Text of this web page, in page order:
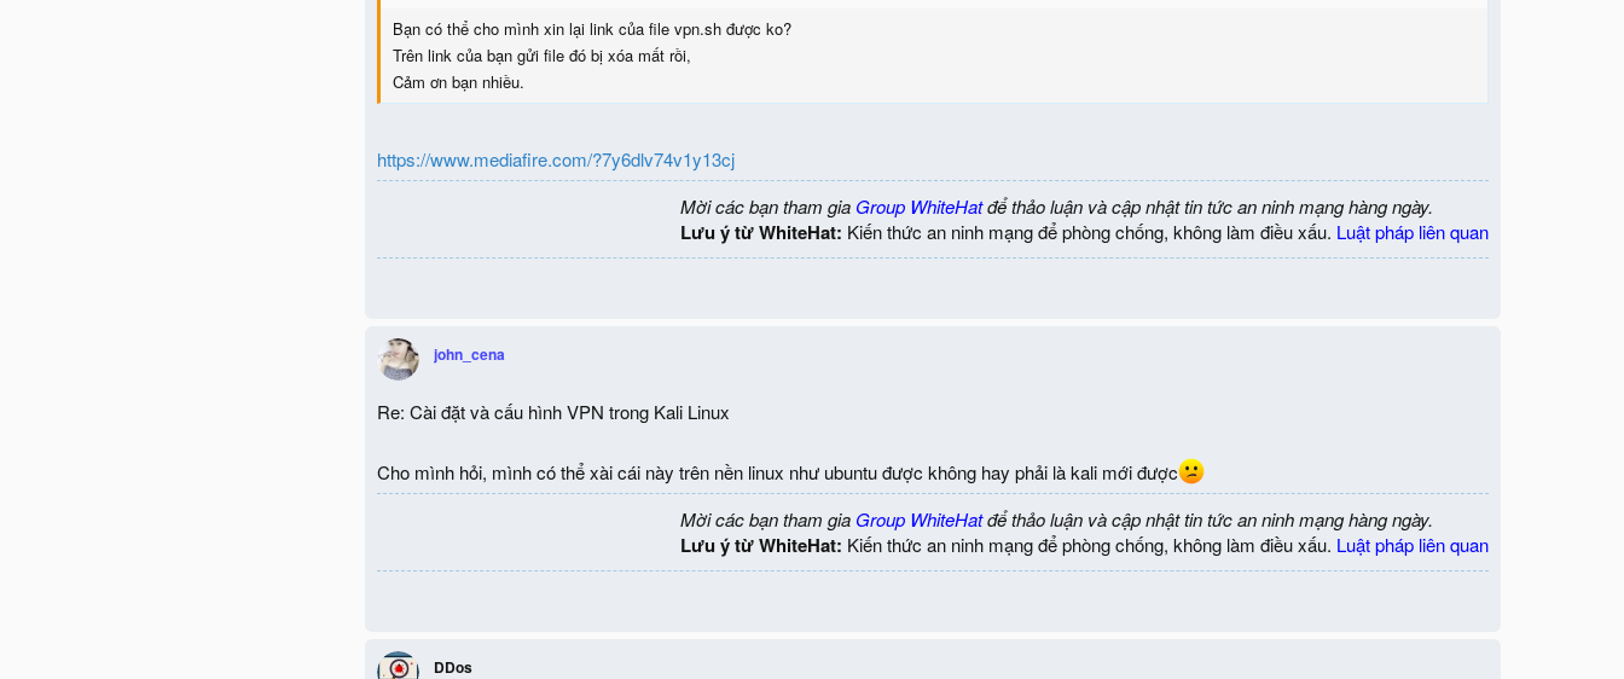
Bạn có thể cho mình xin lại link của file vpn.sh được ko?
Trên link của bạn gửi file đó bị xóa mất rồi,
Cảm ơn bạn nhiều.
https://www.mediafire.com/?7y6dlv74v1y13cj
Mời các bạn tham gia Group WhiteHatđể thảo luận và cập nhật tin tức an ninh mạng hàng ngày.
Lưu ý từ WhiteHat: Kiến thức an ninh mạng để phòng chống, không làm điều xấu. Luật pháp liên quan
john_cena
Re: Cài đặt và cấu hình VPN trong Kali Linux
Cho mình hỏi, mình có thể xài cái này trên nền linux như ubuntu được không hay phải là kali mới được
Mời các bạn tham gia Group WhiteHatđể thảo luận và cập nhật tin tức an ninh mạng hàng ngày.
Lưu ý từ WhiteHat: Kiến thức an ninh mạng để phòng chống, không làm điều xấu. Luật pháp liên quan
DDos